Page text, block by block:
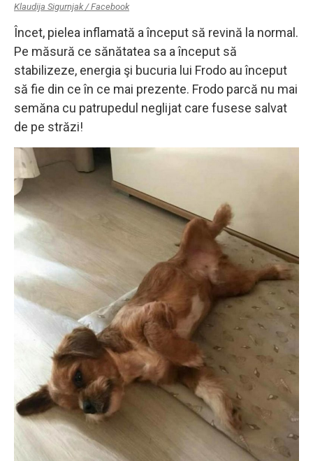
Klaudija Sigurnjak / Facebook
Încet, pielea inflamată a început să revină la normal.
Pe măsură ce sănătatea sa a început să
stabilizeze, energia şi bucuria lui Frodo au început
să fie din ce în ce mai prezente. Frodo parcă nu mai
semăna cu patrupedul neglijat care fusese salvat
de pe străzi!